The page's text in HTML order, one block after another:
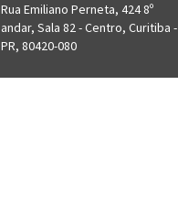
Rua Emiliano Perneta, 424 8º
andar, Sala 82 - Centro, Curitiba -
PR, 80420-080